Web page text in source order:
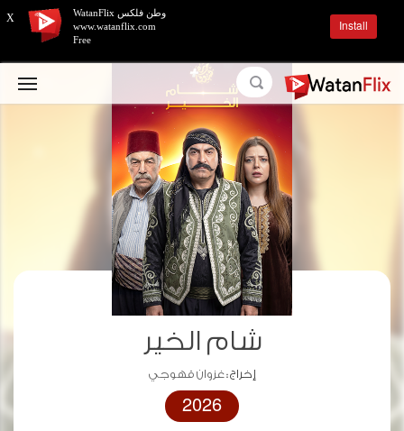
شام الخير
إخراج :غزوان قهوجي
2026
X
وطن فلكس WatanFlix
www.watanflix.com
Free
Install